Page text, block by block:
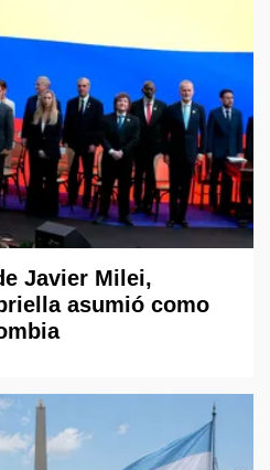
Javier Milei,
asumió como